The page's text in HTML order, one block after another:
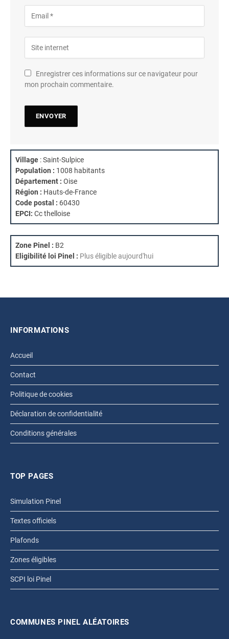
Enregistrer ces informations sur ce navigateur pour
mon prochain commentaire.
Village : Saint-Sulpice
Population : 1008 habitants
Département : Oise
Région : Hauts-de-France
Code postal : 60430
EPCI: Cc thelloise
Zone Pinel : B2
Eligibilité loi Pinel : Plus éligible aujourd'hui
INFORMATIONS
Accueil
Contact
Politique de cookies
Déclaration de confidentialité
Conditions générales
TOP PAGES
Simulation Pinel
Textes officiels
Plafonds
Zones éligibles
SCPI loi Pinel
COMMUNES PINEL ALÉATOIRES